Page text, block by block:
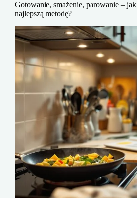
Gotowanie, smażenie, parowanie –
najlepszą metodę?